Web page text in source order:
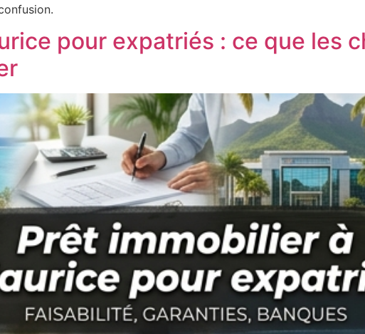
pour expatriés : ce que les